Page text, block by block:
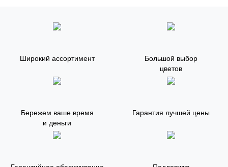
Широкий ассортимент
Большой выбор
цветов
Бережем ваше время
и деньги
Гарантия лучшей цены